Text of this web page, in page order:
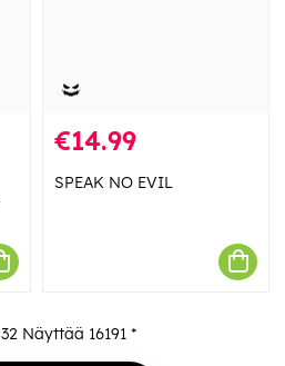
€14.99
SPEAK NO EVIL
32Näyttää 16191*